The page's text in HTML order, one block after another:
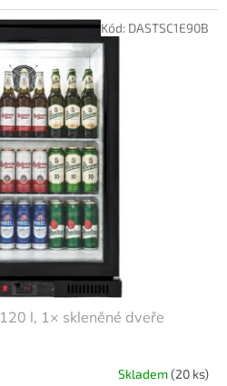
l, 1× skleněné dveře
Skladem(20 ks)
Kód: DASTSC1E90B